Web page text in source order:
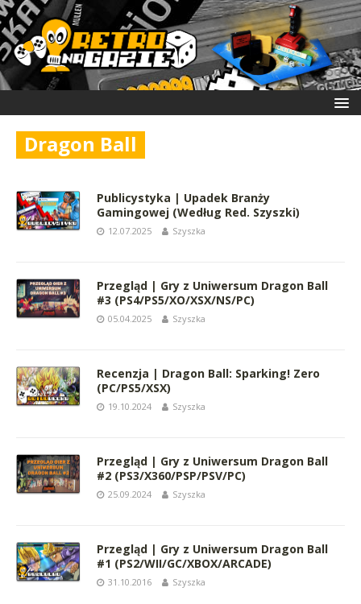
Dragon Ball
Publicystyka | Upadek Branży
Gamingowej (Według Red. Szyszki)
12.07.2025 Szyszka
Przegląd | Gry z Uniwersum Dragon Ball
#3 (PS4/PS5/XO/XSX/NS/PC)
05.04.2025 Szyszka
Recenzja | Dragon Ball: Sparking! Zero
(PC/PS5/XSX)
19.10.2024 Szyszka
Przegląd | Gry z Uniwersum Dragon Ball
#2 (PS3/X360/PSP/PSV/PC)
25.09.2024 Szyszka
Przegląd | Gry z Uniwersum Dragon Ball
#1 (PS2/WII/GC/XBOX/ARCADE)
31.10.2016 Szyszka